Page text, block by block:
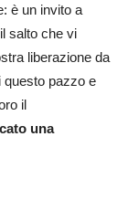
è un invito a
salto che vi
liberazione da
questo pazzo e
il
una